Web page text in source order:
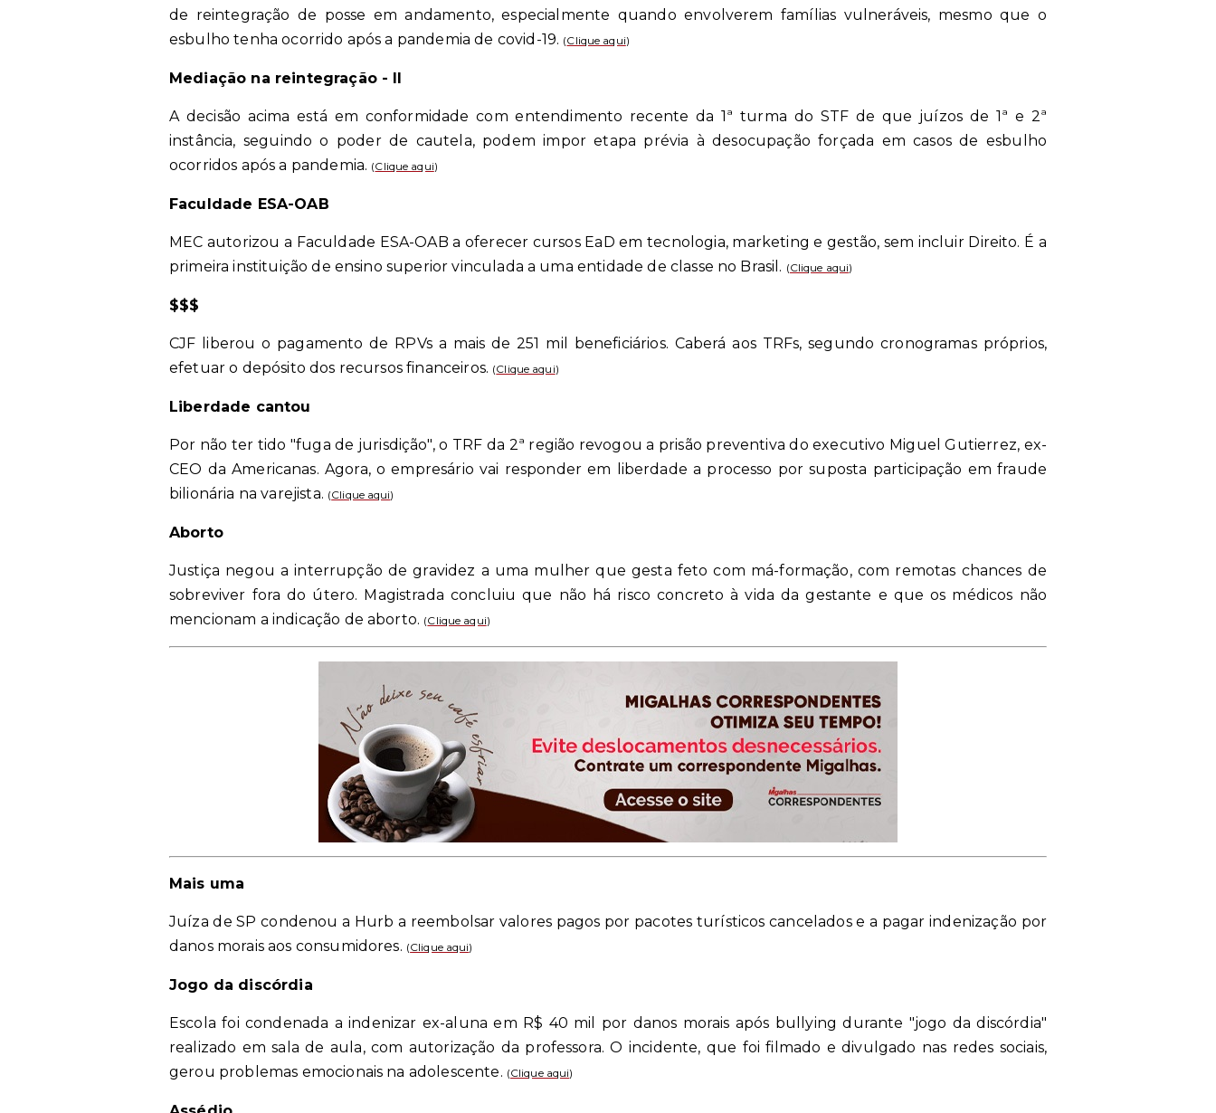
de reintegração de posse em andamento, especialmente quando envolverem famílias vulneráveis, mesmo que o
esbulho tenha ocorrido após a pandemia de covid-19. (Clique aqui)
Mediação na reintegração - II
A decisão acima está em conformidade com entendimento recente da 1ª turma do STF de que juízos de 1ª e 2ª
instância, seguindo o poder de cautela, podem impor etapa prévia à desocupação forçada em casos de esbulho
ocorridos após a pandemia. (Clique aqui)
Faculdade ESA-OAB
MEC autorizou a Faculdade ESA-OAB a oferecer cursos EaD em tecnologia, marketing e gestão, sem incluir Direito. É a
primeira instituição de ensino superior vinculada a uma entidade de classe no Brasil. (Clique aqui)
$$$
CJF liberou o pagamento de RPVs a mais de 251 mil beneficiários. Caberá aos TRFs, segundo cronogramas próprios,
efetuar o depósito dos recursos financeiros. (Clique aqui)
Liberdade cantou
Por não ter tido "fuga de jurisdição", o TRF da 2ª região revogou a prisão preventiva do executivo Miguel Gutierrez, ex-
CEO da Americanas. Agora, o empresário vai responder em liberdade a processo por suposta participação em fraude
bilionária na varejista. (Clique aqui)
Aborto
Justiça negou a interrupção de gravidez a uma mulher que gesta feto com má-formação, com remotas chances de
sobreviver fora do útero. Magistrada concluiu que não há risco concreto à vida da gestante e que os médicos não
mencionam a indicação de aborto. (Clique aqui)
Mais uma
Juíza de SP condenou a Hurb a reembolsar valores pagos por pacotes turísticos cancelados e a pagar indenização por
danos morais aos consumidores. (Clique aqui)
Jogo da discórdia
Escola foi condenada a indenizar ex-aluna em R$ 40 mil por danos morais após bullying durante "jogo da discórdia"
realizado em sala de aula, com autorização da professora. O incidente, que foi filmado e divulgado nas redes sociais,
gerou problemas emocionais na adolescente. (Clique aqui)